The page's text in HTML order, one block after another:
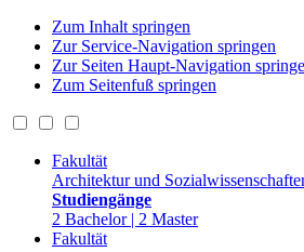
Zum Inhalt springen
Zur Service-Navigation springen
Zur Seiten Haupt-Navigation
Zum Seitenfuß springen
Fakultät
Architektur und
Studiengänge
2 Bachelor | 2 Master
Fakultät